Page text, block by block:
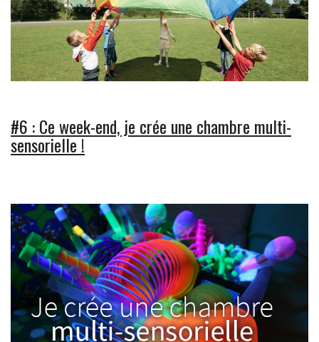
#6 : Ce week-end, je crée une chambre multi-
sensorielle !